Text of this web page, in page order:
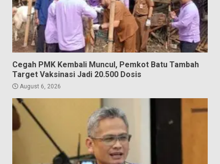
Cegah PMK Kembali Muncul, Pemkot Batu Tambah
Target Vaksinasi Jadi 20.500 Dosis
August 6, 2026